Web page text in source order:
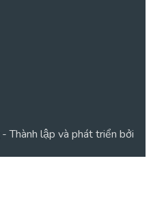
- Thành lập và phát triển bởi